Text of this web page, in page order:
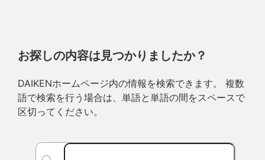
お探しの内容は見つかりましたか？
DAIKENホームページ内の情報を検索できます。 複数
語で検索を行う場合は、単語と単語の間をスペースで
区切ってください。